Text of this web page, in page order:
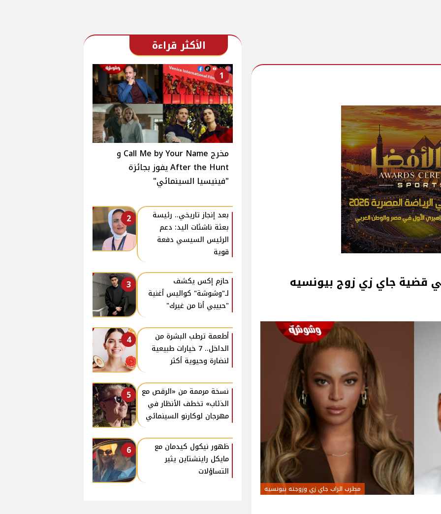
قضية جاي زي زوج بيونسيه
مطرب الراب جاي زي وزوجته بيونسيه
الأكثر قراءة
1
مخرج Call Me by Your Name و
After the Hunt يفوز بجائزة
"فينيسيا السينمائي"
2
بعد إنجاز تاريخي.. رئيسة
بعثة ناشئات اليد: دعم
الرئيس السيسي دفعة
قوية
3
حازم إكس يكشف
لـ"وشوشة" كواليس أغنية
"حبيبي أنا من غيرك"
4
أطعمة ترطب البشرة من
الداخل.. 7 خيارات طبيعية
لنضارة وحيوية أكثر
5
نسخة مرممة من «الرقص مع
الذئاب» تخطف الأنظار في
مهرجان لوكارنو السينمائي
6
ظهور نيكول كيدمان مع
مايكل راينشتاين يثير
التساؤلات